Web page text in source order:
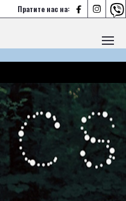
Пратите нас на:   